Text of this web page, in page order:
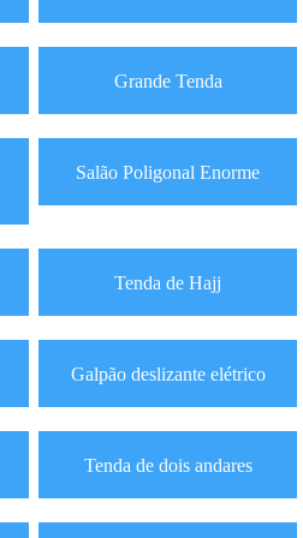
Grande Tenda
Salão Poligonal Enorme
Tenda de Hajj
Galpão deslizante elétrico
Tenda de dois andares